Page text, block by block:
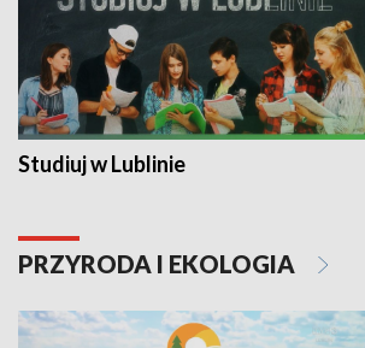
Studiuj w Lublinie
PRZYRODA I EKOLOGIA